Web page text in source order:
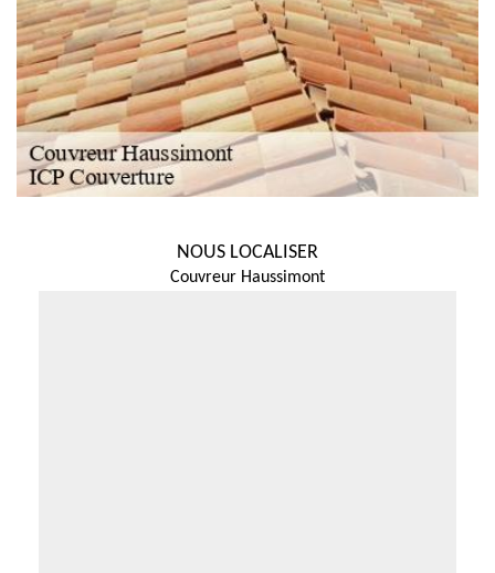
NOUS LOCALISER
Couvreur Haussimont